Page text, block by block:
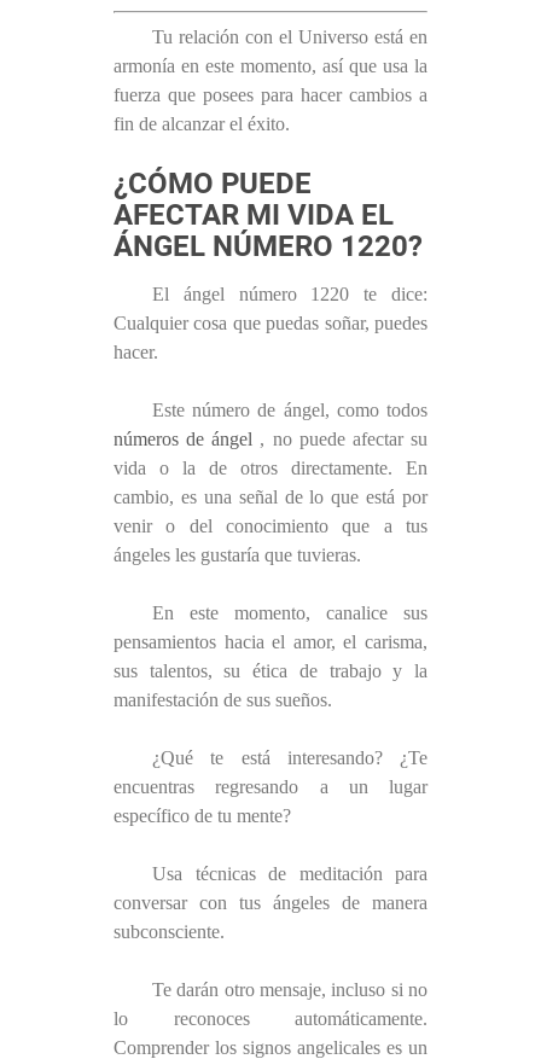
Tu relación con el Universo está en
armonía en este momento, así que usa la
fuerza que posees para hacer cambios a
fin de alcanzar el éxito.
¿CÓMO PUEDE
AFECTAR MI VIDA EL
ÁNGEL NÚMERO 1220?
El ángel número 1220 te dice:
Cualquier cosa que puedas soñar, puedes
hacer.
Este número de ángel, como todos
números de ángel , no puede afectar su
vida o la de otros directamente. En
cambio, es una señal de lo que está por
venir o del conocimiento que a tus
ángeles les gustaría que tuvieras.
En este momento, canalice sus
pensamientos hacia el amor, el carisma,
sus talentos, su ética de trabajo y la
manifestación de sus sueños.
¿Qué te está interesando? ¿Te
encuentras regresando a un lugar
específico de tu mente?
Usa técnicas de meditación para
conversar con tus ángeles de manera
subconsciente.
Te darán otro mensaje, incluso si no
lo reconoces automáticamente.
Comprender los signos angelicales es un